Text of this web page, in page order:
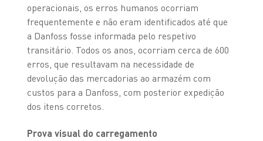
operacionais, os erros humanos ocorriam
frequentemente e não eram identificados até que
a Danfoss fosse informada pelo respetivo
transitário. Todos os anos, ocorriam cerca de 600
erros, que resultavam na necessidade de
devolução das mercadorias ao armazém com
custos para a Danfoss, com posterior expedição
dos itens corretos.
Prova visual do carregamento